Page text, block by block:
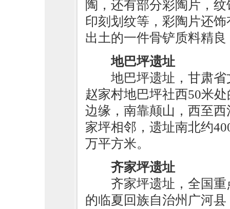
陶，还有部分彩陶片，
印刻划纹等，彩陶片还
出土的一件骨铲质料精
地巴坪遗址
地巴坪遗址，甘肃
赵家村地巴坪社西50米
边缘，南靠颠山，西至
家坪相邻，遗址南北约
万平方米。
齐家坪遗址
齐家坪遗址，全国
的临夏回族自治州广河